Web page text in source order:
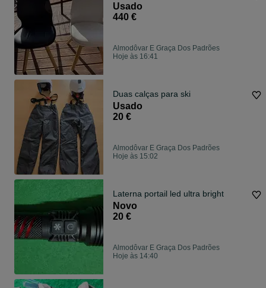
Usado
440 €
Almodôvar E Graça Dos Padrões
Hoje às 16:41
Duas calças para ski
Usado
20 €
Almodôvar E Graça Dos Padrões
Hoje às 15:02
Laterna portail led ultra bright
Novo
20 €
Almodôvar E Graça Dos Padrões
Hoje às 14:40